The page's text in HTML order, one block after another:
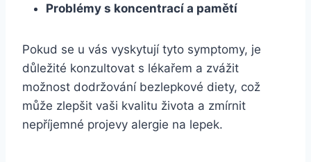
Problémy s koncentrací a pamětí
Pokud se u vás vyskytují tyto symptomy, je
důležité konzultovat s lékařem a zvážit
možnost dodržování bezlepkové diety, což
může zlepšit vaši kvalitu života a zmírnit
nepříjemné projevy alergie na lepek.